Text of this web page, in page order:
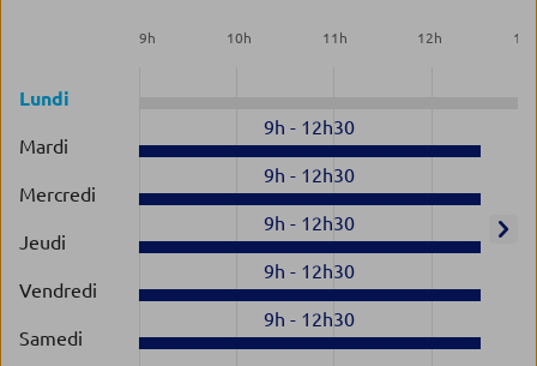
9h 10h 11 h 12h 13
Lundi
Mardi
9h - 12h30
Mercredi
9h - 12h30
Jeudi
9h - 12h30
Vendredi
9h - 12h30
Samedi
9h - 12h30